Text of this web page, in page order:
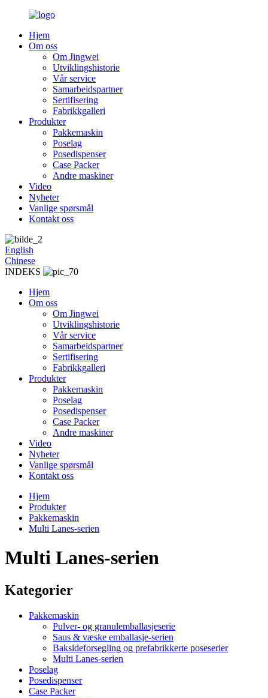
Hjem
Om oss
Om Jingwei
Utviklingshistorie
Vår service
Samarbeidspartner
Sertifisering
Fabrikkgalleri
Produkter
Pakkemaskin
Poselag
Posedispenser
Case Packer
Andre maskiner
Video
Nyheter
Vanlige spørsmål
Kontakt oss
English
Chinese
INDEKS
Hjem
Om oss
Om Jingwei
Utviklingshistorie
Vår service
Samarbeidspartner
Sertifisering
Fabrikkgalleri
Produkter
Pakkemaskin
Poselag
Posedispenser
Case Packer
Andre maskiner
Video
Nyheter
Vanlige spørsmål
Kontakt oss
Hjem
Produkter
Pakkemaskin
Multi Lanes-serien
Multi Lanes-serien
Kategorier
Pakkemaskin
Pulver- og granulemballasjeserie
Saus & væske emballasje-serien
Baksideforsegling og prefabrikkerte poseserier
Multi Lanes-serien
Poselag
Posedispenser
Case Packer